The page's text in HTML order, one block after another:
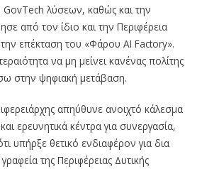
GovTech λύσεων, καθώς και την
από τον ίδιο και την Περιφέρεια
την επέκταση του «Φάρου AI Factory».
να μη μείνει κανένας πολίτης
στην ψηφιακή μετάβαση.
απηύθυνε ανοιχτό κάλεσμα
ερευνητικά κέντρα για συνεργασία,
υπήρξε θετικό ενδιαφέρον για δια
της Περιφέρειας Δυτικής